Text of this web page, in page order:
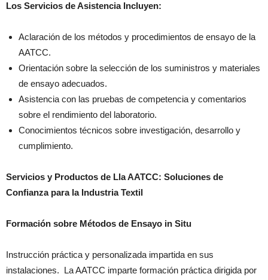
Los Servicios de Asistencia Incluyen:
Aclaración de los métodos y procedimientos de ensayo de la
AATCC.
Orientación sobre la selección de los suministros y materiales
de ensayo adecuados.
Asistencia con las pruebas de competencia y comentarios
sobre el rendimiento del laboratorio.
Conocimientos técnicos sobre investigación, desarrollo y
cumplimiento.
Servicios y Productos de Lla AATCC: Soluciones de
Confianza para la Industria Textil
Formación sobre Métodos de Ensayo in Situ
Instrucción práctica y personalizada impartida en sus
instalaciones. La AATCC imparte formación práctica dirigida por